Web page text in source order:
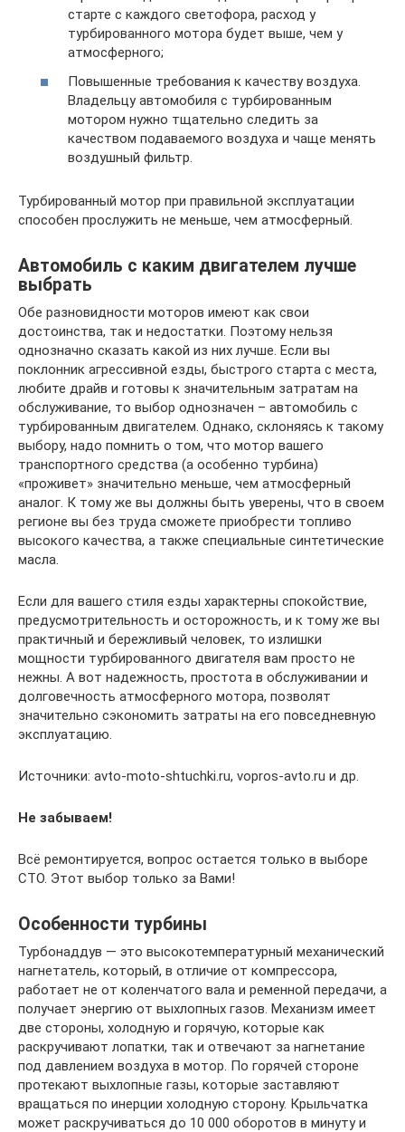
старте с каждого светофора, расход у
турбированного мотора будет выше, чем у
атмосферного;
Повышенные требования к качеству воздуха.
Владельцу автомобиля с турбированным
мотором нужно тщательно следить за
качеством подаваемого воздуха и чаще менять
воздушный фильтр.
Турбированный мотор при правильной эксплуатации
способен прослужить не меньше, чем атмосферный.
Автомобиль с каким двигателем лучше
выбрать
Обе разновидности моторов имеют как свои
достоинства, так и недостатки. Поэтому нельзя
однозначно сказать какой из них лучше. Если вы
поклонник агрессивной езды, быстрого старта с места,
любите драйв и готовы к значительным затратам на
обслуживание, то выбор однозначен – автомобиль с
турбированным двигателем. Однако, склоняясь к такому
выбору, надо помнить о том, что мотор вашего
транспортного средства (а особенно турбина)
«проживет» значительно меньше, чем атмосферный
аналог. К тому же вы должны быть уверены, что в своем
регионе вы без труда сможете приобрести топливо
высокого качества, а также специальные синтетические
масла.
Если для вашего стиля езды характерны спокойствие,
предусмотрительность и осторожность, и к тому же вы
практичный и бережливый человек, то излишки
мощности турбированного двигателя вам просто не
нежны. А вот надежность, простота в обслуживании и
долговечность атмосферного мотора, позволят
значительно сэкономить затраты на его повседневную
эксплуатацию.
Источники: avto-moto-shtuchki.ru, vopros-avto.ru и др.
Не забываем!
Всё ремонтируется, вопрос остается только в выборе
СТО. Этот выбор только за Вами!
Особенности турбины
Турбонаддув — это высокотемпературный механический
нагнетатель, который, в отличие от компрессора,
работает не от коленчатого вала и ременной передачи, а
получает энергию от выхлопных газов. Механизм имеет
две стороны, холодную и горячую, которые как
раскручивают лопатки, так и отвечают за нагнетание
под давлением воздуха в мотор. По горячей стороне
протекают выхлопные газы, которые заставляют
вращаться по инерции холодную сторону. Крыльчатка
может раскручиваться до 10 000 оборотов в минуту и